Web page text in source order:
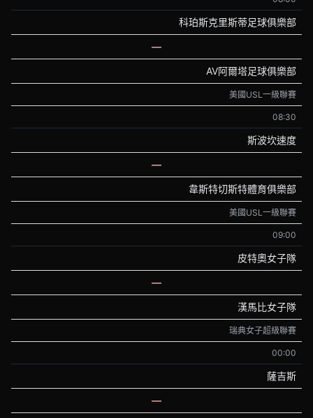
科珀斯克里斯蒂足球俱樂部
—
AV阿爾塔足球俱樂部
美國USL一級聯賽
08:30
斯波坎速度
—
韋斯特切斯特體育俱樂部
美國USL一級聯賽
09:00
皮特奧女子隊
—
漢馬比女子隊
瑞典女子超級聯賽
00:00
薩吉斯
—